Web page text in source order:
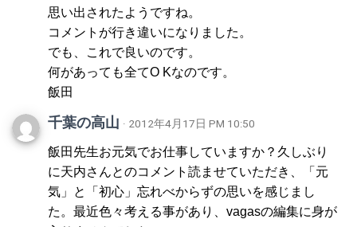
思い出されたようですね。
コメントが行き違いになりました。
でも、これで良いのです。
何があっても全てO Kなのです。
飯田
千葉の高山 · 2012年4月17日 PM 10:50
飯田先生お元気でお仕事していますか？久しぶり
に天内さんとのコメント読ませていただき、「元
気」と「初心」忘れべからずの思いを感じまし
た。最近色々考える事があり、vagasの編集に身が